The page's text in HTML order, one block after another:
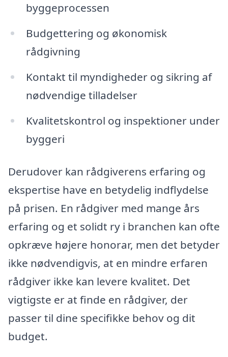
byggeprocessen
Budgettering og økonomisk
rådgivning
Kontakt til myndigheder og sikring af
nødvendige tilladelser
Kvalitetskontrol og inspektioner under
byggeri
Derudover kan rådgiverens erfaring og
ekspertise have en betydelig indflydelse
på prisen. En rådgiver med mange års
erfaring og et solidt ry i branchen kan ofte
opkræve højere honorar, men det betyder
ikke nødvendigvis, at en mindre erfaren
rådgiver ikke kan levere kvalitet. Det
vigtigste er at finde en rådgiver, der
passer til dine specifikke behov og dit
budget.